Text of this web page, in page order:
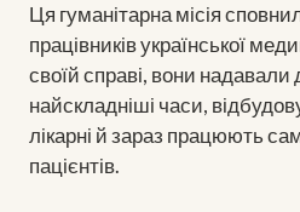
Ця гуманітарна місія
працівників української
своїй справі, вони
найскладніші часи,
лікарні й зараз працюють
пацієнтів.